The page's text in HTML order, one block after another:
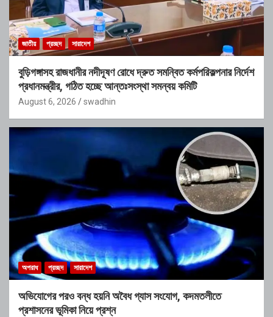
জাতীয় প্রচ্ছদ সারাদেশ
বুড়িগঙ্গাসহ রাজধানীর নদীদূষণ রোধে দ্রুত সমন্বিত কর্মপরিকল্পনার নির্দেশ
প্রধানমন্ত্রীর, গঠিত হচ্ছে আন্তঃসংস্থা সমন্বয় কমিটি
August 6, 2026 swadhin
অপরাধ প্রচ্ছদ সারাদেশ
অভিযোগের পরও বন্ধ হয়নি অবৈধ গ্যাস সংযোগ, কদমতলীতে
প্রশাসনের ভূমিকা নিয়ে প্রশ্ন